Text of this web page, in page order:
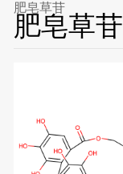
肥皂草苷
肥皂草苷